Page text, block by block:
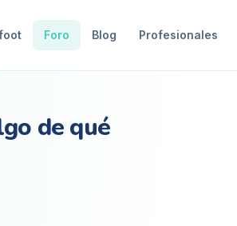
Foro Blog Profesionales
de qué